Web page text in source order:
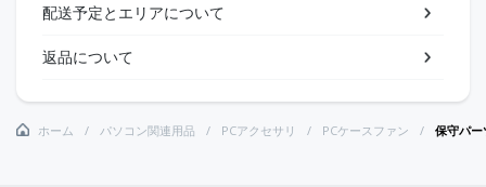
配送予定とエリアについて
返品について
ホーム パソコン関連用品 PCアクセサリ PCケースファン 保守パ